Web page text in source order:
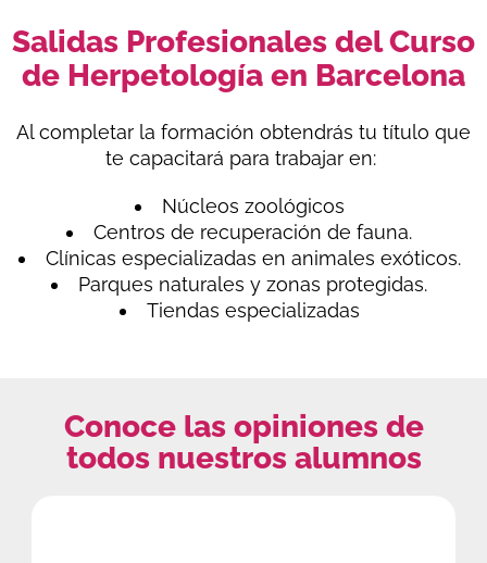
Salidas Profesionales del Curso
de Herpetología en Barcelona
Al completar la formación obtendrás tu título que
te capacitará para trabajar en:
Núcleos zoológicos
Centros de recuperación de fauna.
Clínicas especializadas en animales exóticos.
Parques naturales y zonas protegidas.
Tiendas especializadas
Conoce las opiniones de
todos nuestros alumnos